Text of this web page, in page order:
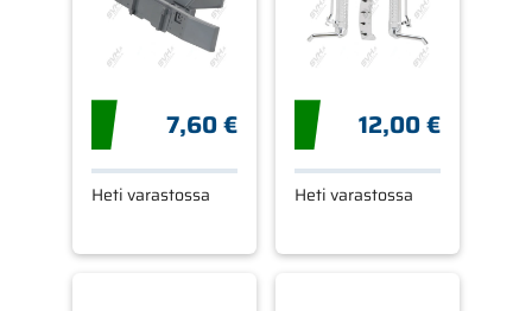
7,60 €
Heti varastossa
12,00 €
Heti varastossa